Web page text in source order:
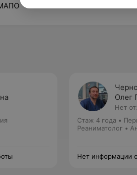
Олег
Нет
Стаж 4 года •
Реаниматолог •
Нет информации